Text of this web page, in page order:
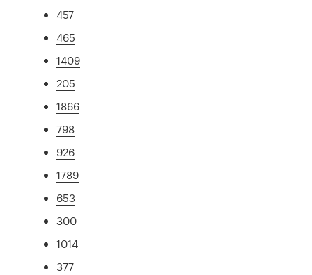
457
465
1409
205
1866
798
926
1789
653
300
1014
377